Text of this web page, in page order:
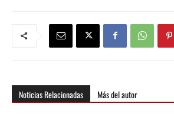
Noticias Relacionadas Más del autor